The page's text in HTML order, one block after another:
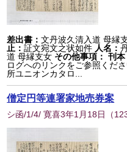
差出書：文丹波久清入道 母縁
止：証文宛文之状如件 人名：
道 母縁支女 その他事項： 刊本
ログへのリンクをご参照くださ
所ユニオンカタロ...
僧定円等連署家地売券案
シ函/1/4/ 寛喜3年1月18日 （